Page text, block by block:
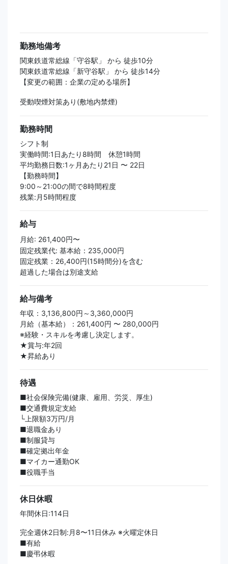
勤務地備考
関東鉄道常総線「守谷駅」 から 徒歩10分
関東鉄道常総線「新守谷駅」 から 徒歩14分
【変更の範囲：企業の定める場所】
受動喫煙対策あり(敷地内禁煙)
勤務時間
シフト制
実働時間:1日あたり8時間 休憩1時間
平均勤務日数:1ヶ月あたり21日 〜 22日
【勤務時間】
9:00～21:00の間で8時間程度
残業:月5時間程度
給与
月給: 261,400円〜
固定残業代: 基本給：235,000円
固定残業：26,400円(15時間分)を含む
超過した場合は別途支給
給与備考
年収：3,136,800円～3,360,000円
月給（基本給）：261,400円 〜 280,000円
※経験・スキルを考慮し決定します。
★賞与:年2回
★昇給あり
待遇
■社会保険完備(健康、雇用、労災、厚生)
■交通費規定支給
└上限額3万円/月
■退職金あり
■制服貸与
■確定拠出年金
■マイカー通勤OK
■役職手当
休日休暇
年間休日:114日
完全週休2日制:月8〜11日休み ※火曜定休日
■有給
■慶弔休暇